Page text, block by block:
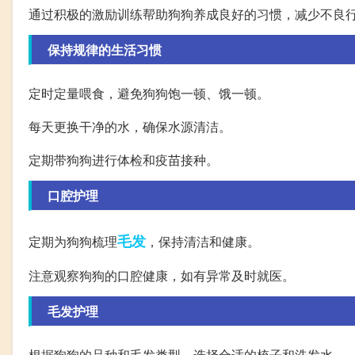
通过积极的激励训练帮助狗狗养成良好的习惯，减少不良
保持规律的生活习惯
定时定量喂食，避免狗狗饱一顿、饿一顿。
每天更换干净的水，确保水源清洁。
定期带狗狗进行体检和疫苗接种。
口腔护理
定期为狗狗梳理毛发 ，保持清洁和健康。
注意观察狗狗的口腔健康，如有异常及时就医。
毛发护理